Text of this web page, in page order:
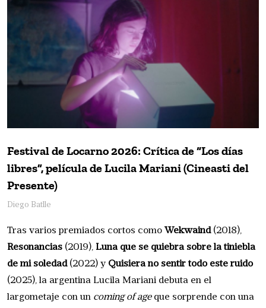
Festival de Locarno 2026: Crítica de “Los días
libres”, película de Lucila Mariani (Cineasti del
Presente)
Diego Batlle
Tras varios premiados cortos como Wekwaind(2018),
Resonancias (2019), Luna que se quiebra sobre la tiniebla
de mi soledad(2022) y Quisiera no sentir todo este ruido
(2025), la argentina Lucila Mariani debuta en el
largometaje con un coming of ageque sorprende con una